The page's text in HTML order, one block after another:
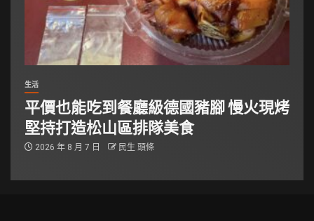
生活
平價也能吃到餐廳級德國豬腳 慢火現烤
堅持打造松山區排隊美食
2026 年 8 月 7 日 民生 頭條